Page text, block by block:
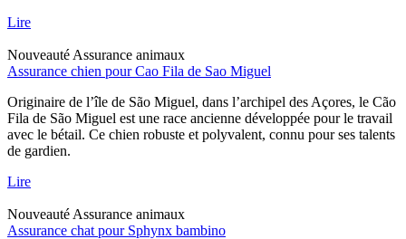
Lire
Nouveauté Assurance animaux
Assurance chien pour Cao Fila de Sao Miguel
Originaire de l’île de São Miguel, dans l’archipel des Açores, le Cão
Fila de São Miguel est une race ancienne développée pour le travail
avec le bétail. Ce chien robuste et polyvalent, connu pour ses talents
de gardien.
Lire
Nouveauté Assurance animaux
Assurance chat pour Sphynx bambino